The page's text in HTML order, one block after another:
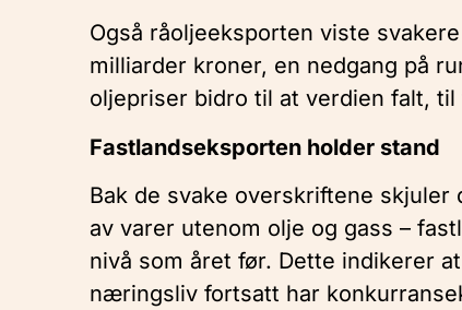
Også råoljeeksporten viste
milliarder kroner, en nedgang på
oljepriser bidro til at verdien falt,
Fastlandseksporten holder stand
Bak de svake overskriftene
av varer utenom olje og gass –
nivå som året før. Dette indikerer
næringsliv fortsatt har